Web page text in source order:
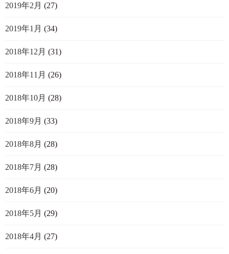
2019年2月 (27)
2019年1月 (34)
2018年12月 (31)
2018年11月 (26)
2018年10月 (28)
2018年9月 (33)
2018年8月 (28)
2018年7月 (28)
2018年6月 (20)
2018年5月 (29)
2018年4月 (27)